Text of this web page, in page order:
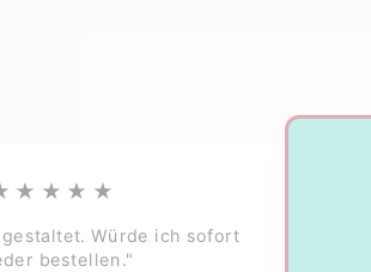
Würde ich sofort
bestellen."